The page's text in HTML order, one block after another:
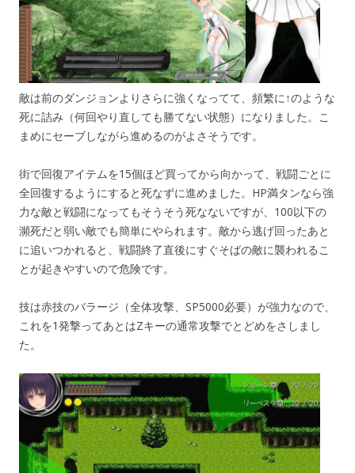
敵は前のダンジョンよりさらに強くなってて、頻繁に↑のような
死に詰み（何回やり直しても勝てない状態）になりました。こ
まめにセーブしながら進めるのがよさそうです。
街で回復アイテムを15個ほど買ってから向かって、戦闘ごとに
全回復するようにすると死なずに進めました。HP満タンなら強
力な敵と戦闘になってもそうそう死なないですが、100以下の
瀕死だと弱い敵でも簡単にやられます。敵から逃げ回ったあと
に追いつかれると、戦闘終了直後にすぐそばの敵に襲われるこ
とが起きやすいので危険です。
技は赤技のバラージ（全体攻撃、SP5000必要）が強力なので、
これを1発撃ってあとはZキーの通常攻撃でとどめをさしまし
た。